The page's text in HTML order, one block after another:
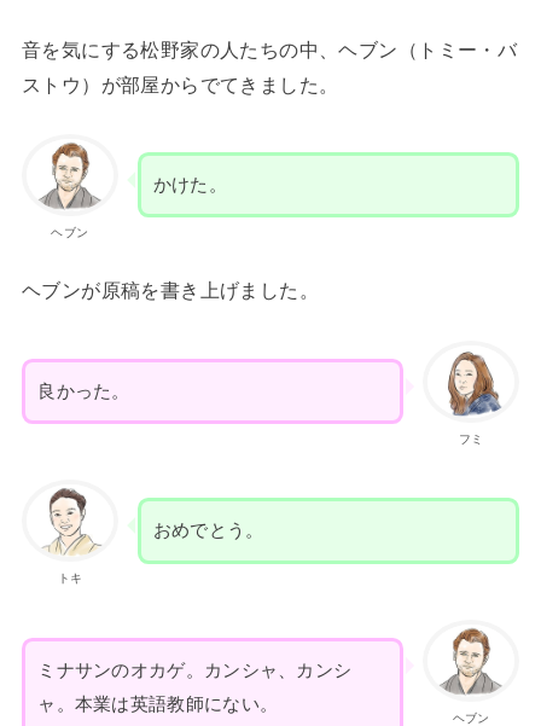
音を気にする松野家の人たちの中、ヘブン（トミー・バ
ストウ）が部屋からでてきました。
ヘブン
かけた。
ヘブンが原稿を書き上げました。
フミ
良かった。
トキ
おめでとう。
ヘブン
ミナサンのオカゲ。カンシャ、カンシ
ャ。本業は英語教師にない。